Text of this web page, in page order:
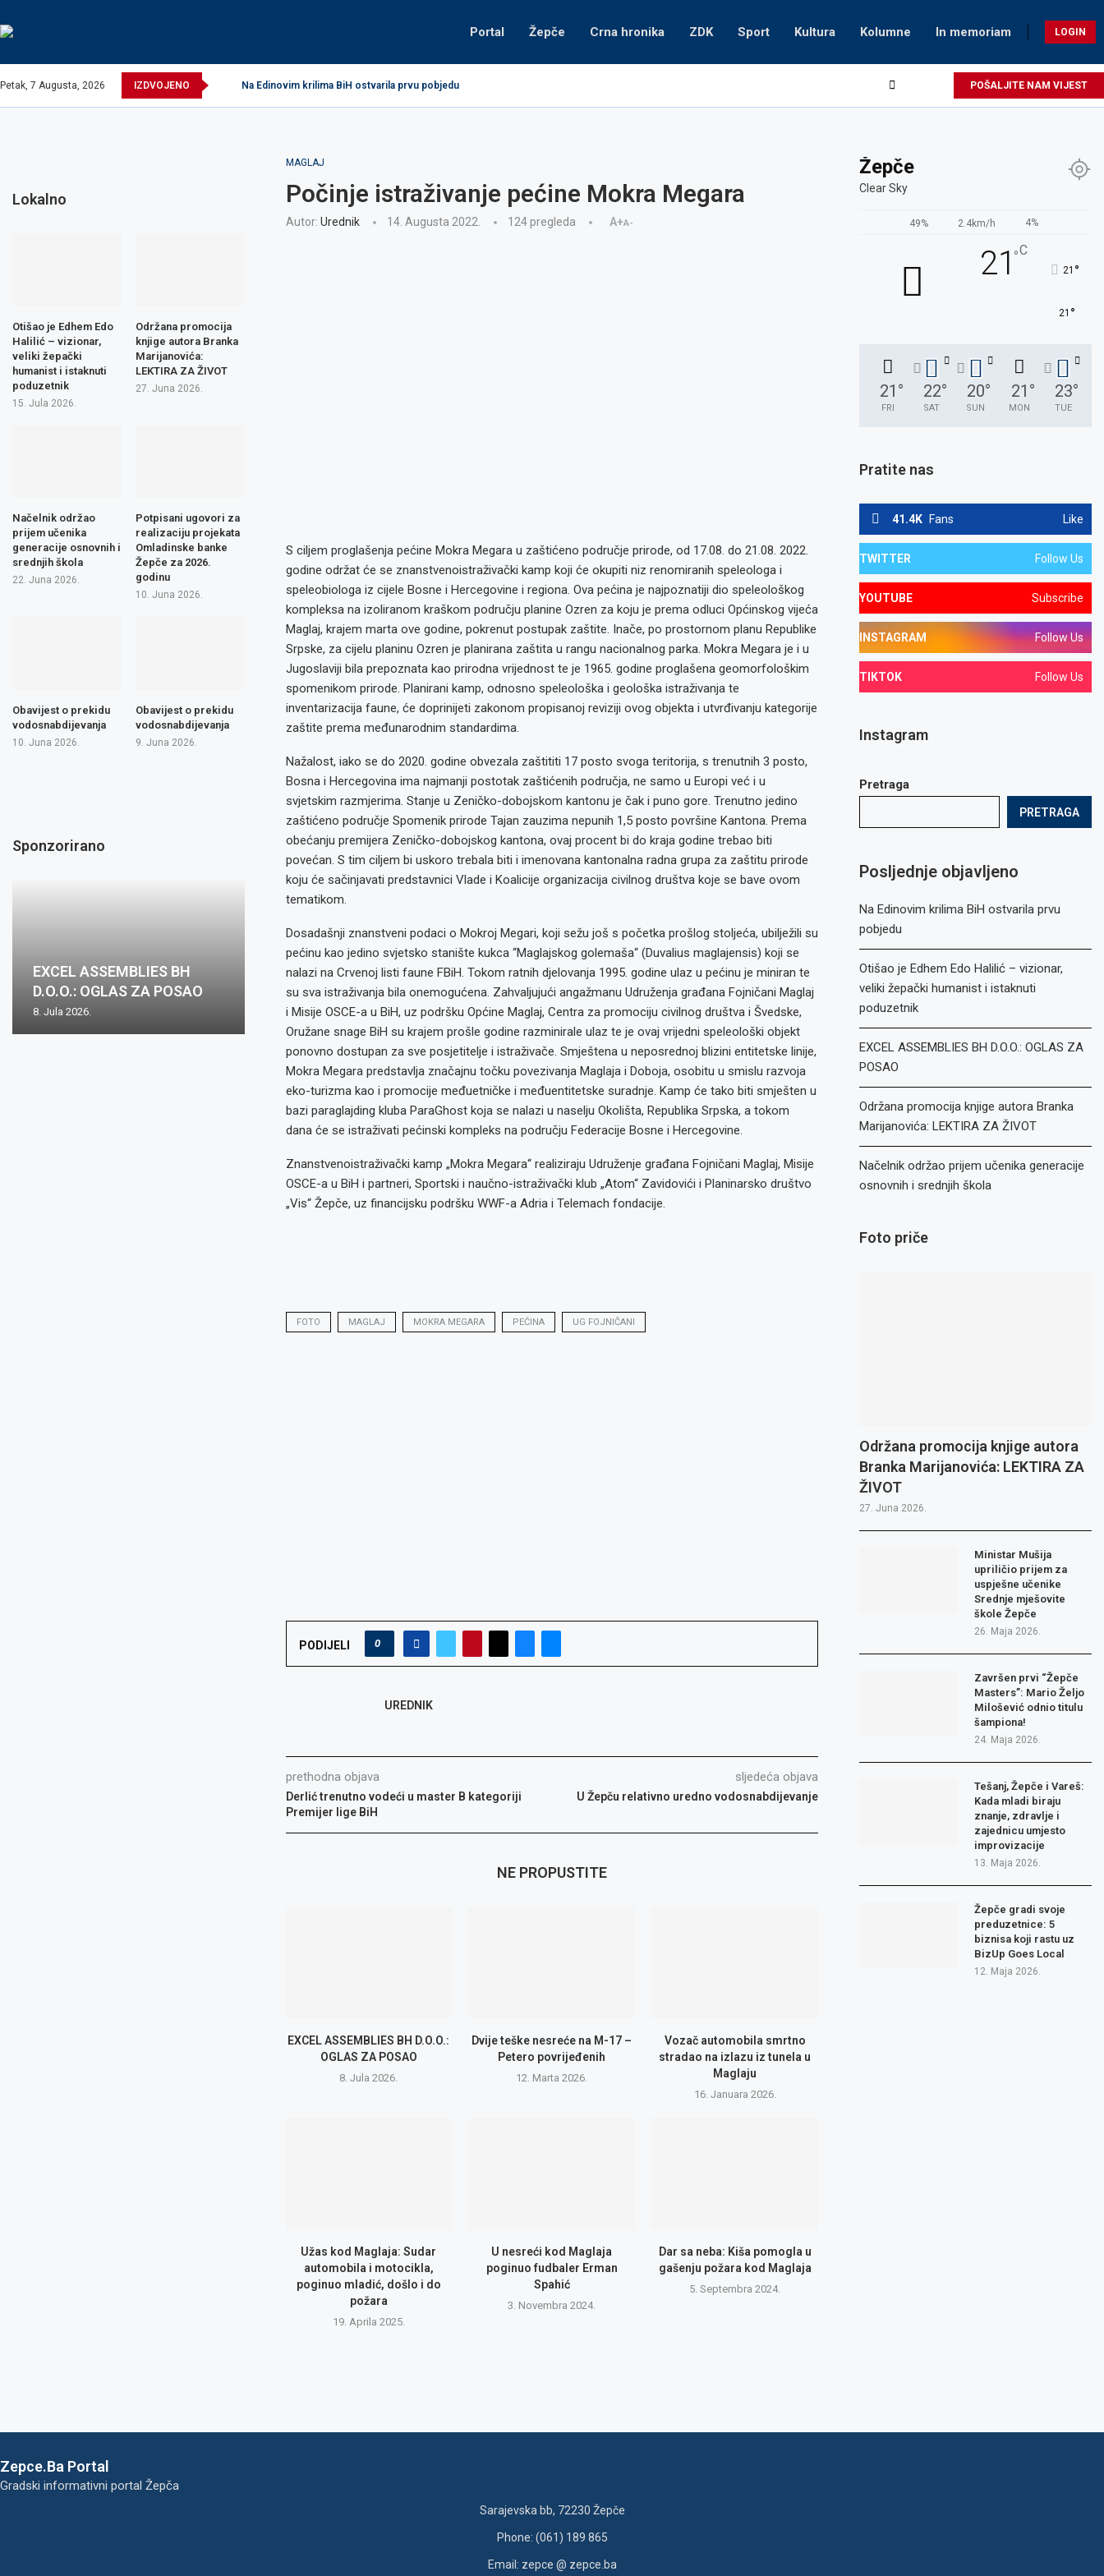
Portal Žepče Crna hronika ZDK Sport Kultura Kolumne In memoriam LOGIN
Petak, 7 Augusta, 2026 IZDVOJENO Na Edinovim krilima BiH ostvarila prvu pobjedu POŠALJITE NAM VIJEST
MAGLAJ
Počinje istraživanje pećine Mokra Megara
Autor: Urednik 14. Augusta 2022. 124pregleda A+A-
S ciljem proglašenja pećine Mokra Megara u zaštićeno područje prirode, od 17.08. do 21.08. 2022.
godine održat će se znanstvenoistraživački kamp koji će okupiti niz renomiranih speleologa i
speleobiologa iz cijele Bosne i Hercegovine i regiona. Ova pećina je najpoznatiji dio speleološkog
kompleksa na izoliranom kraškom području planine Ozren za koju je prema odluci Općinskog vijeća
Maglaj, krajem marta ove godine, pokrenut postupak zaštite. Inače, po prostornom planu Republike
Srpske, za cijelu planinu Ozren je planirana zaštita u rangu nacionalnog parka. Mokra Megara je i u
Jugoslaviji bila prepoznata kao prirodna vrijednost te je 1965. godine proglašena geomorfološkim
spomenikom prirode. Planirani kamp, odnosno speleološka i geološka istraživanja te
inventarizacija faune, će doprinijeti zakonom propisanoj reviziji ovog objekta i utvrđivanju kategorije
zaštite prema međunarodnim standardima.
Nažalost, iako se do 2020. godine obvezala zaštititi 17 posto svoga teritorija, s trenutnih 3 posto,
Bosna i Hercegovina ima najmanji postotak zaštićenih područja, ne samo u Europi već i u
svjetskim razmjerima. Stanje u Zeničko-dobojskom kantonu je čak i puno gore. Trenutno jedino
zaštićeno područje Spomenik prirode Tajan zauzima nepunih 1,5 posto površine Kantona. Prema
obećanju premijera Zeničko-dobojskog kantona, ovaj procent bi do kraja godine trebao biti
povećan. S tim ciljem bi uskoro trebala biti i imenovana kantonalna radna grupa za zaštitu prirode
koju će sačinjavati predstavnici Vlade i Koalicije organizacija civilnog društva koje se bave ovom
tematikom.
Dosadašnji znanstveni podaci o Mokroj Megari, koji sežu još s početka prošlog stoljeća, ubilježili su
pećinu kao jedino svjetsko stanište kukca “Maglajskog golemaša“ (Duvalius maglajensis) koji se
nalazi na Crvenoj listi faune FBiH. Tokom ratnih djelovanja 1995. godine ulaz u pećinu je miniran te
su sva istraživanja bila onemogućena. Zahvaljujući angažmanu Udruženja građana Fojničani Maglaj
i Misije OSCE-a u BiH, uz podršku Općine Maglaj, Centra za promociju civilnog društva i Švedske,
Oružane snage BiH su krajem prošle godine razminirale ulaz te je ovaj vrijedni speleološki objekt
ponovno dostupan za sve posjetitelje i istraživače. Smještena u neposrednoj blizini entitetske linije,
Mokra Megara predstavlja značajnu točku povezivanja Maglaja i Doboja, osobitu u smislu razvoja
eko-turizma kao i promocije međuetničke i međuentitetske suradnje. Kamp će tako biti smješten u
bazi paraglajding kluba ParaGhost koja se nalazi u naselju Okolišta, Republika Srpska, a tokom
dana će se istraživati pećinski kompleks na području Federacije Bosne i Hercegovine.
Znanstvenoistraživački kamp „Mokra Megara“ realiziraju Udruženje građana Fojničani Maglaj, Misije
OSCE-a u BiH i partneri, Sportski i naučno-istraživački klub „Atom“ Zavidovići i Planinarsko društvo
„Vis“ Žepče, uz financijsku podršku WWF-a Adria i Telemach fondacije.
FOTO MAGLAJ MOKRA MEGARA PEĆINA UG FOJNIČANI
PODIJELI 0
UREDNIK
prethodna objava
Derlić trenutno vodeći u master B kategoriji
Premijer lige BiH
sljedeća objava
U Žepču relativno uredno vodosnabdijevanje
NE PROPUSTITE
EXCEL ASSEMBLIES BH D.O.O.:
OGLAS ZA POSAO
8. Jula 2026.
Dvije teške nesreće na M-17 –
Petero povrijeđenih
12. Marta 2026.
Vozač automobila smrtno
stradao na izlazu iz tunela u
Maglaju
16. Januara 2026.
Užas kod Maglaja: Sudar
automobila i motocikla,
poginuo mladić, došlo i do
požara
19. Aprila 2025.
U nesreći kod Maglaja
poginuo fudbaler Erman
Spahić
3. Novembra 2024.
Dar sa neba: Kiša pomogla u
gašenju požara kod Maglaja
5. Septembra 2024.
Žepče
Clear Sky
49% 2.4km/h 4%
21°C
21 °
21 °
21 °
FRI
22°
SAT
20°
SUN
21 °
MON
23°
TUE
Pratite nas
41.4K Fans Like
TWITTER Follow Us
YOUTUBE Subscribe
INSTAGRAM Follow Us
TIKTOK Follow Us
Instagram
Pretraga
PRETRAGA
Posljednje objavljeno
Na Edinovim krilima BiH ostvarila prvu
pobjedu
Otišao je Edhem Edo Halilić – vizionar,
veliki žepački humanist i istaknuti
poduzetnik
EXCEL ASSEMBLIES BH D.O.O.: OGLAS ZA
POSAO
Održana promocija knjige autora Branka
Marijanovića: LEKTIRA ZA ŽIVOT
Načelnik održao prijem učenika generacije
osnovnih i srednjih škola
Foto priče
Održana promocija knjige autora
Branka Marijanovića: LEKTIRA ZA
ŽIVOT
27. Juna 2026.
Ministar Mušija
upriličio prijem za
uspješne učenike
Srednje mješovite
škole Žepče
26. Maja 2026.
Završen prvi “Žepče
Masters”: Mario Željo
Milošević odnio titulu
šampiona!
24. Maja 2026.
Tešanj, Žepče i Vareš:
Kada mladi biraju
znanje, zdravlje i
zajednicu umjesto
improvizacije
13. Maja 2026.
Žepče gradi svoje
preduzetnice: 5
biznisa koji rastu uz
BizUp Goes Local
12. Maja 2026.
Lokalno
Otišao je Edhem Edo
Halilić – vizionar,
veliki žepački
humanist i istaknuti
poduzetnik
15. Jula 2026.
Održana promocija
knjige autora Branka
Marijanovića:
LEKTIRA ZA ŽIVOT
27. Juna 2026.
Načelnik održao
prijem učenika
generacije osnovnih i
srednjih škola
22. Juna 2026.
Potpisani ugovori za
realizaciju projekata
Omladinske banke
Žepče za 2026.
godinu
10. Juna 2026.
Obavijest o prekidu
vodosnabdijevanja
10. Juna 2026.
Obavijest o prekidu
vodosnabdijevanja
9. Juna 2026.
Sponzorirano
EXCEL ASSEMBLIES BH
D.O.O.: OGLAS ZA POSAO
8. Jula 2026.
Zepce.Ba Portal
Gradski informativni portal Žepča
Sarajevska bb, 72230 Žepče
Phone: (061) 189 865
Email: zepce @ zepce.ba